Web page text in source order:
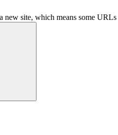
new site, which means some